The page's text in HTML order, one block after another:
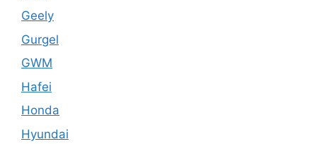
Geely
Gurgel
GWM
Hafei
Honda
Hyundai